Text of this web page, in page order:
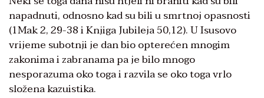
napadnuti, odnosno kad su bili u smrtnoj opasnosti
(1Mak 2, 29-38 i Knjiga Jubileja 50,12). U Isusovo
vrijeme subotnji je dan bio opterećen mnogim
zakonima i zabranama pa je bilo mnogo
nesporazuma oko toga i razvila se oko toga vrlo
složena kazuistika.